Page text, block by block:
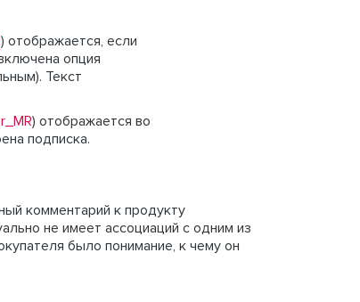
) отображается, если
опция
Текст
) отображается во
подписка.
комментарий к продукту
не имеет ассоциаций с одним из
было понимание, к чему он